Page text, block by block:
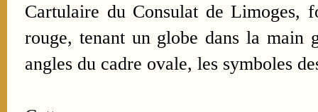
Cartulaire du Consulat de Limoges,
rouge, tenant un globe dans la main
angles du cadre ovale, les symboles